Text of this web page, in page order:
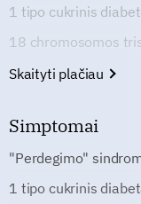
1 tipo cukrinis
18 chromosomos
Skaityti plačiau
Simptomai
"Perdegimo"
1 tipo cukrinis